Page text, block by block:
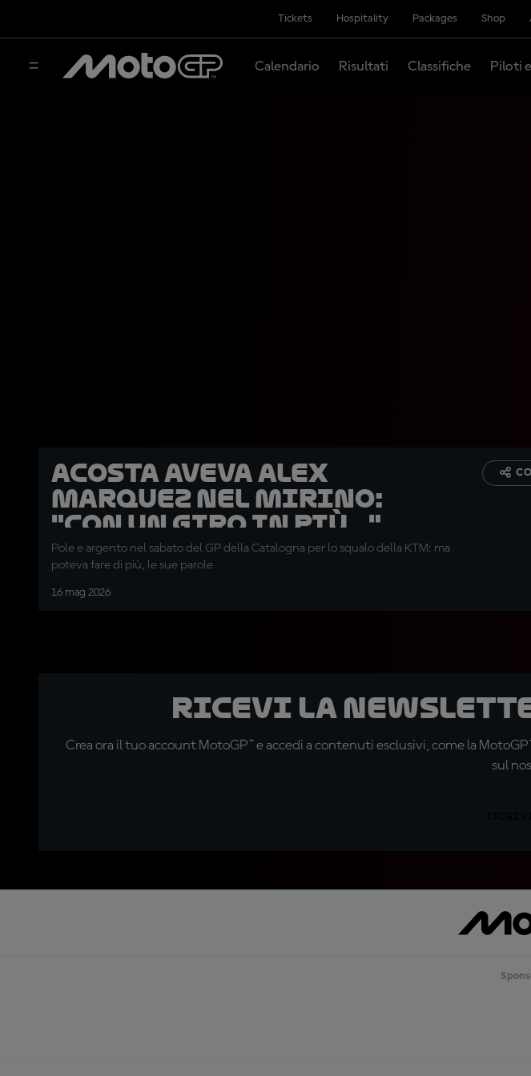
Tickets Hospitality Packages Shop
Calendario Risultati Classifiche Piloti
Acosta aveva Alex
Marquez nel mirino:
"Con un giro in più..."
Pole e argento nel sabato del GP della Catalogna per lo squalo della KTM: ma
poteva fare di più, le sue parole
16 mag 2026
Ricevi la
Crea ora il tuo account MotoGP™ e accedi a contenuti esclusivi, come la
sul